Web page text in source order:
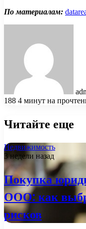
По материалам:
188 4 минут на
Читайте еще
Недвижимость
3 недели назад
Покупка
ООО: как
рисков